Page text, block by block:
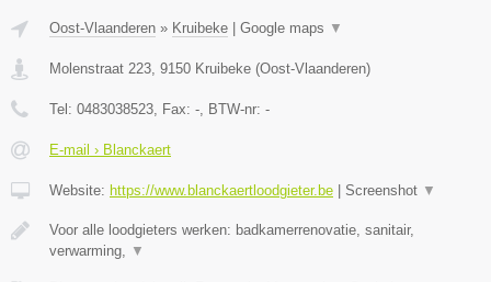
Oost-Vlaanderen » Kruibeke Google maps ▼
Molenstraat 223 9150 Kruibeke (Oost-Vlaanderen)
Tel: 0483038523 , Fax: - , BTW-nr: -
E-mail › Blanckaert
Website: https://www.blanckaertloodgieter.be Screenshot ▼
Voor alle loodgieters werken: badkamerrenovatie, sanitair,
verwarming,
▼